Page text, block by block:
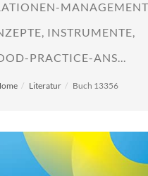
INSTRUMENTE,
PRACTICE-ANS...
Literatur Buch 13356